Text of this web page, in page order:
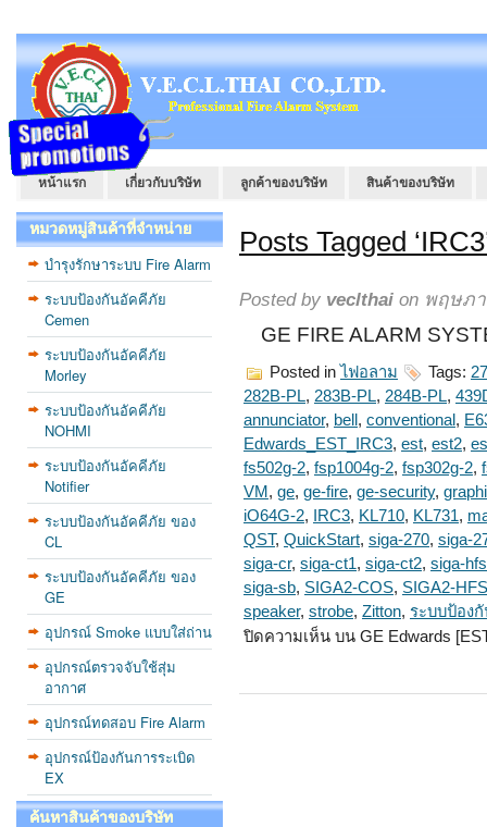
หน้าแรก เกี่ยวกับบริษัท ลูกค้าของบริษัท สินค้าของบริษัท
หมวดหมู่สินค้าที่จำหน่าย
บำรุงรักษาระบบ Fire Alarm
ระบบป้องกันอัคคีภัย
Cemen
ระบบป้องกันอัคคีภัย
Morley
ระบบป้องกันอัคคีภัย
NOHMI
ระบบป้องกันอัคคีภัย
Notifier
ระบบป้องกันอัคคีภัย ของ
CL
ระบบป้องกันอัคคีภัย ของ
GE
อุปกรณ์ Smoke แบบใส่ถ่าน
อุปกรณ์ตรวจจับใช้สุ่ม
อากาศ
อุปกรณ์ทดสอบ Fire Alarm
อุปกรณ์ป้องกันการระเบิด
EX
ค้นหาสินค้าของบริษัท
Posts Tagged
Posted by veclthai on พฤษภา
GE FIRE ALARM
Posted in ไฟอลาม Tags:
282B-PL, 283B-PL, 284B-PL,
annunciator, bell , conventional ,
Edwards_EST_IRC3, est, est2,
fs502g-2, fsp1004g-2, fsp302g-2,
VM , ge, ge-fire, ge-security,
iO64G-2, IRC3, KL710, KL731,
QST, QuickStart, siga-270, siga-
siga-cr, siga-ct1, siga-ct2, siga-hfs
siga-sb, SIGA2-COS, SIGA2-HFS
speaker, strobe, Zitton, ระบบป้อง
ปิดความเห็น บน GE Edwards